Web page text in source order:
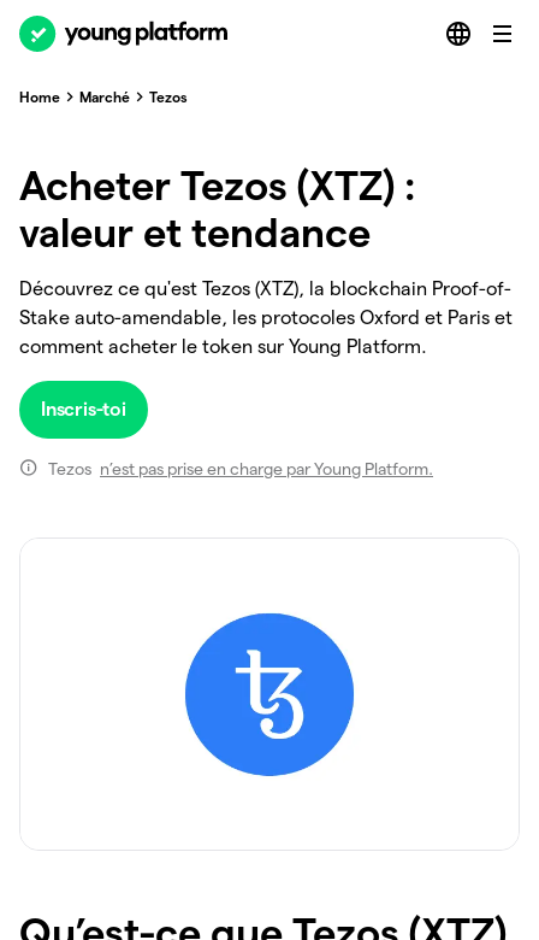
Home Marché Tezos
Acheter Tezos (XTZ) :
valeur et tendance
Découvrez ce qu'est Tezos (XTZ), la blockchain Proof-of-
Stake auto-amendable, les protocoles Oxford et Paris et
comment acheter le token sur Young Platform.
Inscris-toi
Tezos n’est pas prise en charge par Young Platform.